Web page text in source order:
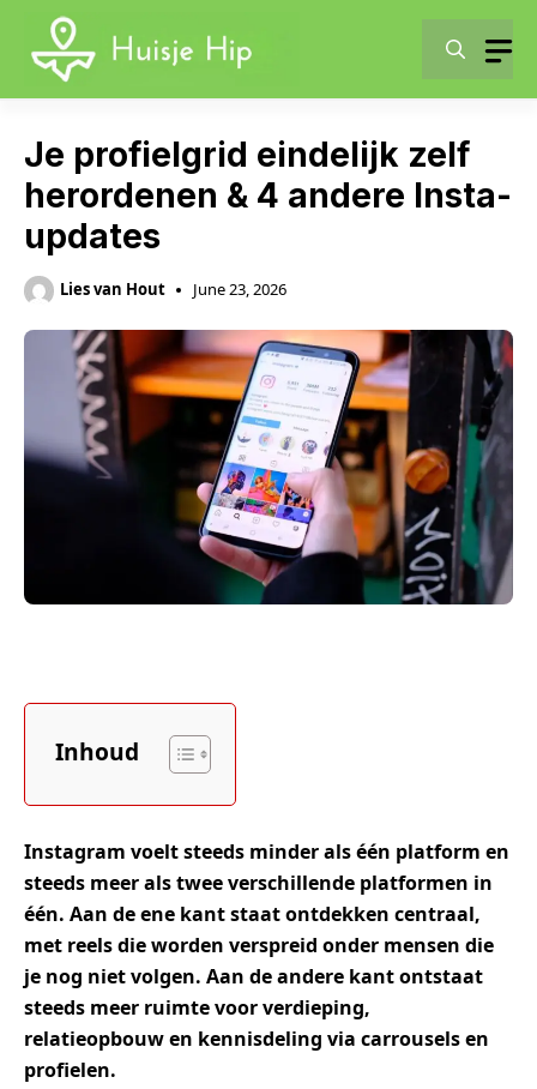
content
Je profielgrid eindelijk zelf
herordenen & 4 andere Insta-
updates
Lies van Hout June 23, 2026
Inhoud
Instagram voelt steeds minder als één platform en
steeds meer als twee verschillende platformen in
één. Aan de ene kant staat ontdekken centraal,
met reels die worden verspreid onder mensen die
je nog niet volgen. Aan de andere kant ontstaat
steeds meer ruimte voor verdieping,
relatieopbouw en kennisdeling via carrousels en
profielen.